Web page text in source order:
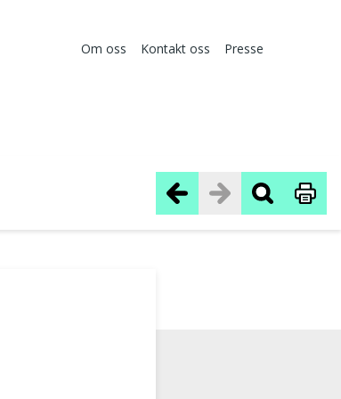
Om oss Kontakt oss Presse